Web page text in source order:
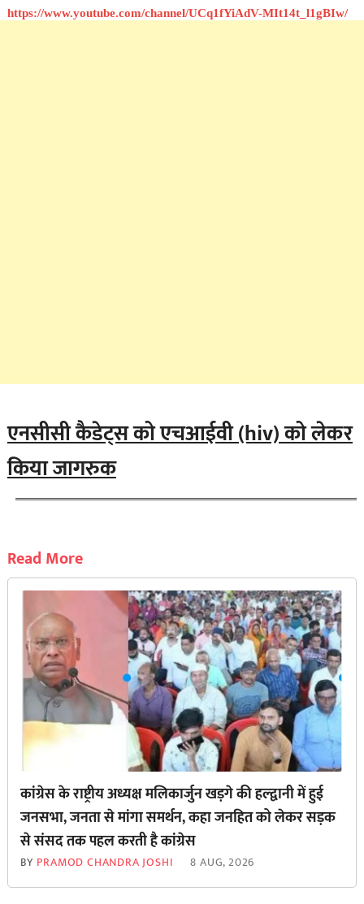
https://www.youtube.com/channel/UCq1fYiAdV-MIt14t_l1gBIw/
एनसीसी कैडेट्स को एचआईवी (hiv) को लेकर
किया जागरुक
Read More
कांग्रेस के राष्ट्रीय अध्यक्ष मलिकार्जुन खड़गे की हल्द्वानी में हुई
जनसभा, जनता से मांगा समर्थन, कहा जनहित को लेकर सड़क
से ‌संसद तक पहल करती है कांग्रेस
BY PRAMOD CHANDRA JOSHI 8 AUG, 2026